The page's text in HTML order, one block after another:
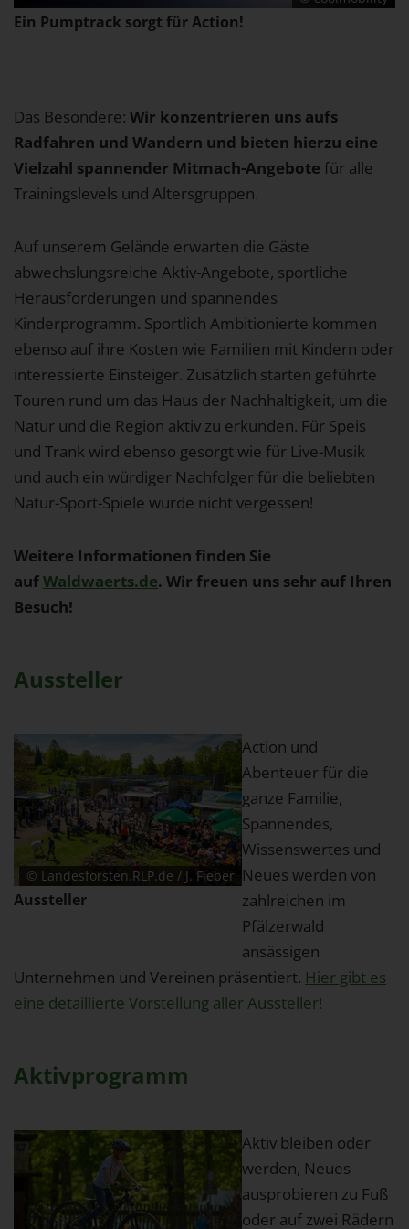
Ein Pumptrack sorgt für Action!
Das Besondere: Wir konzentrieren uns aufs
Radfahren und Wandern und bieten hierzu eine
Vielzahl spannender Mitmach-Angebote für alle
Trainingslevels und Altersgruppen.
Auf unserem Gelände erwarten die Gäste
abwechslungsreiche Aktiv-Angebote, sportliche
Herausforderungen und spannendes
Kinderprogramm. Sportlich Ambitionierte kommen
ebenso auf ihre Kosten wie Familien mit Kindern oder
interessierte Einsteiger. Zusätzlich starten geführte
Touren rund um das Haus der Nachhaltigkeit, um die
Natur und die Region aktiv zu erkunden. Für Speis
und Trank wird ebenso gesorgt wie für Live-Musik
und auch ein würdiger Nachfolger für die beliebten
Natur-Sport-Spiele wurde nicht vergessen!
Weitere Informationen finden Sie
aufWaldwaerts.de. Wir freuen uns sehr auf Ihren
Besuch!
Aussteller
© Landesforsten.RLP.de / J. Fieber
Aussteller
Action und
Abenteuer für die
ganze Familie,
Spannendes,
Wissenswertes und
Neues werden von
zahlreichen im
Pfälzerwald
ansässigen
Unternehmen und Vereinen präsentiert. Hier gibt es
eine detaillierte Vorstellung aller Aussteller!
Aktivprogramm
Aktiv bleiben oder
werden, Neues
ausprobieren zu Fuß
oder auf zwei Rädern
Plattformen anzeigen zu können, werden von
diesen externen Medien Cookies gesetzt.
YouTube
Vimeo